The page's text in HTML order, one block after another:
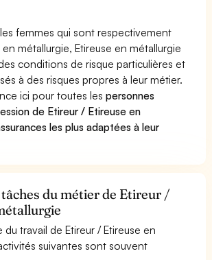
femmes qui sont respectivement
en métallurgie, Etireuse en métallurgie
conditions de risque particulières et
à des risques propres à leur métier.
ici pour toutes lespersonnes
de Etireur / Etireuse en
les plus adaptées à leur
du métier de Etireur /
du travail de Etireur / Etireuse en
suivantes sont souvent